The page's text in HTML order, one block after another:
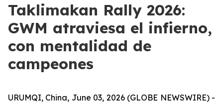
Taklimakan Rally 2026:
GWM atraviesa el infierno,
con mentalidad de
campeones
URUMQI, China, June 03, 2026 (GLOBE NEWSWIRE) -